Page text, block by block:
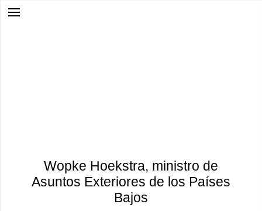
Wopke Hoekstra, ministro de
Asuntos Exteriores de los Países
Bajos